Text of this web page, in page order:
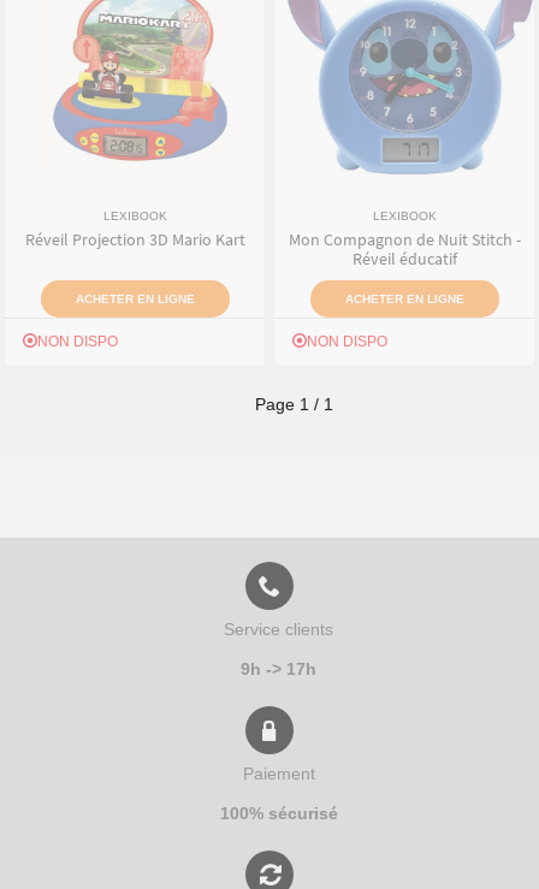
LEXIBOOK
Réveil Projection 3D Mario Kart
ACHETER EN LIGNE
NON DISPO
LEXIBOOK
Mon Compagnon de Nuit Stitch -
Réveil éducatif
ACHETER EN LIGNE
NON DISPO
Page 1 / 1
Service clients
9h -> 17h
Paiement
100% sécurisé